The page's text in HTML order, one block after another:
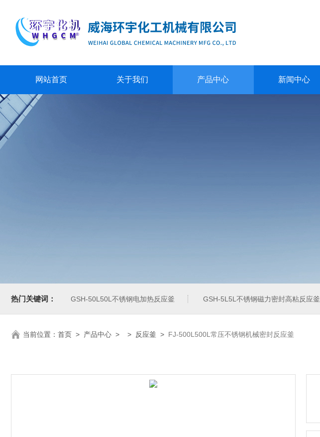
网站首页 关于我们 产品中心 新闻中心
热门关键词： GSH-50L50L不锈钢电加热反应釜 GSH-5L5L不锈钢磁力密封高粘反应釜
当前位置： 首页 > 产品中心 > > 反应釜 > FJ-500L500L常压不锈钢机械密封反应釜